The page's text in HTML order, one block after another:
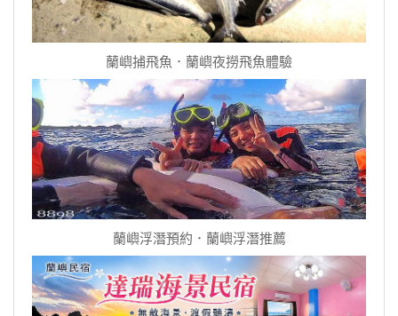
蘭嶼捕飛魚．蘭嶼夜撈飛魚體驗
蘭嶼浮潛預約．蘭嶼浮潛推薦